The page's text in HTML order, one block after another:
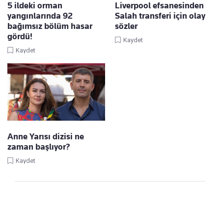
5 ildeki orman
yangınlarında 92
bağımsız bölüm hasar
gördü!
Kaydet
Liverpool efsanesinden
Salah transferi için olay
sözler
Kaydet
Anne Yarısı dizisi ne
zaman başlıyor?
Kaydet